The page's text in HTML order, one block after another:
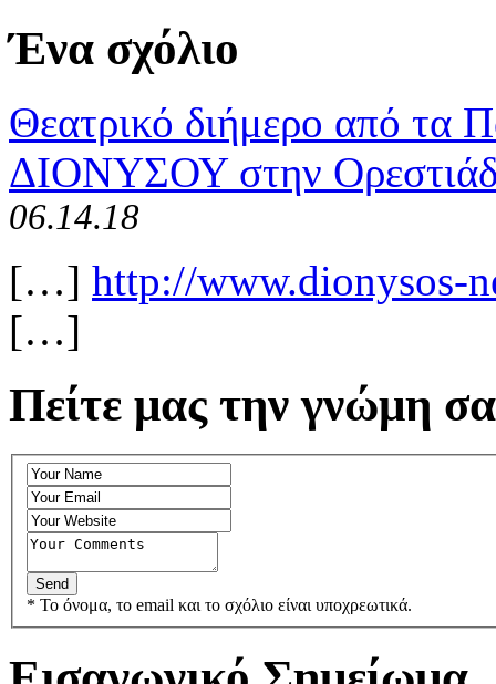
Ένα σχόλιο
Θεατρικό διήμερο από τα
ΔΙΟΝΥΣΟΥ στην
06.14.18
[…] http://www.dionysos-
[…]
Πείτε μας την γνώμη
* Το όνομα, το email και το σχόλιο είναι υποχρεωτικά.